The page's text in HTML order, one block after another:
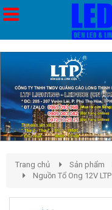
Trang chủ Sản phẩm
Nguồn Tổ Ong 12V LTP